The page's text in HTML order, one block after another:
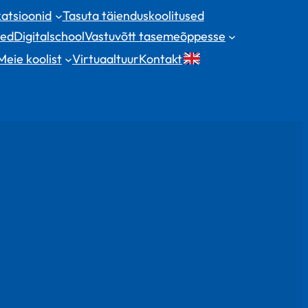
Tasuta täienduskoolitused
DigitalschoolVastuvõtt tasemeõppesse
koolist VirtuaaltuurKontakt